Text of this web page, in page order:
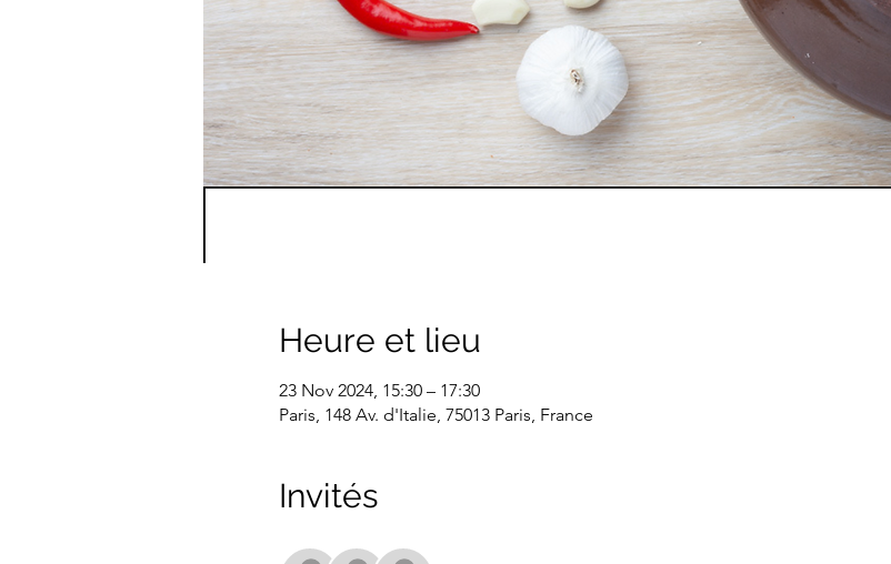
Heure et lieu
23 Nov 2024, 15:30 – 17:30
Paris, 148 Av. d'Italie, 75013 Paris, France
Invités